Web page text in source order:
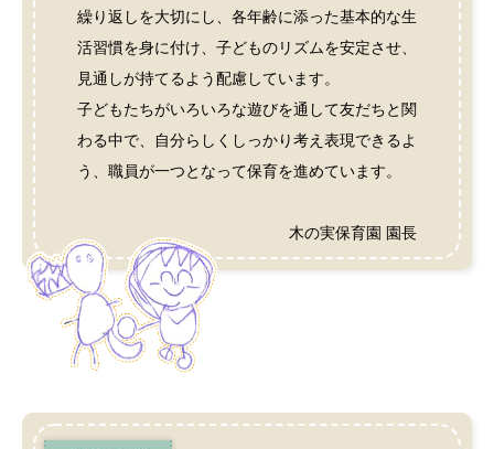
繰り返しを大切にし、各年齢に添った基本的な生
活習慣を身に付け、子どものリズムを安定させ、
見通しが持てるよう配慮しています。
子どもたちがいろいろな遊びを通して友だちと関
わる中で、自分らしくしっかり考え表現できるよ
う、職員が一つとなって保育を進めています。
木の実保育園 園長